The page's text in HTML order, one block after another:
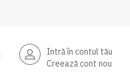
Intră în contul tău
Creează cont nou